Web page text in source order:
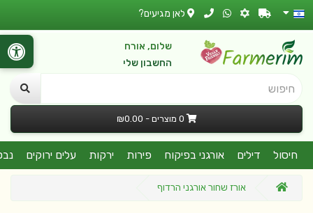
לאן מגיעים?
שלום, אורח
החשבון שלי
חיפוש
0 מוצרים - ₪0.00
חיסול דילים אורגני בפיקוח פירות ירקות עלים ירוקים
אורז שחור אורגני הרדוף